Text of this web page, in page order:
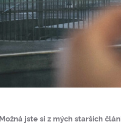
Možná jste si z mých starších